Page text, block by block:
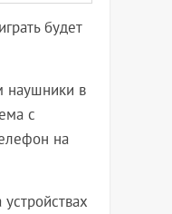
будет
наушники в
с
на